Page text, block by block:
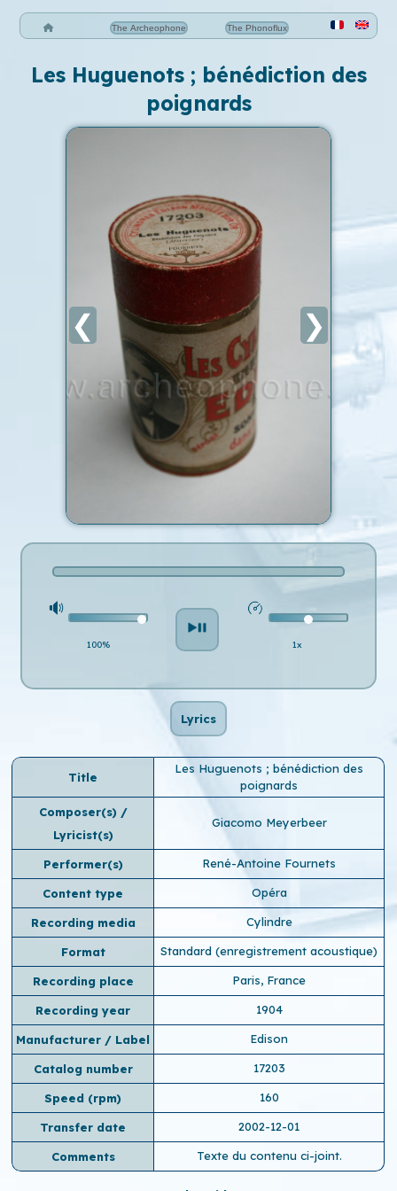
The Archeophone The Phonoflux
Les Huguenots ; bénédiction des
poignards
❮ ❯
100% 1x
Lyrics
Title
Les Huguenots ; bénédiction des
poignards
Composer(s) /
Lyricist(s)
Giacomo Meyerbeer
Performer(s) René-Antoine Fournets
Content type Opéra
Recording media Cylindre
Format Standard (enregistrement acoustique)
Recording place Paris, France
Recording year 1904
Manufacturer / Label Edison
Catalog number 17203
Speed ​​(rpm) 160
Transfer date 2002-12-01
Comments Texte du contenu ci-joint.